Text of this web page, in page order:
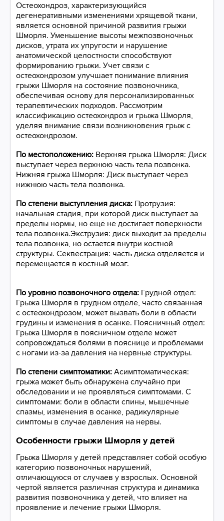
Остеохондроз, характеризующийся
дегенеративными изменениями хрящевой ткани,
является основной причиной развития грыжи
Шморля. Уменьшение высоты межпозвоночных
дисков, утрата их упругости и нарушение
анатомической целостности способствуют
формированию грыжи. Учет связи с
остеохондрозом улучшает понимание влияния
грыжи Шморля на состояние позвоночника,
обеспечивая основу для персонализированных
терапевтических подходов. Рассмотрим
классификацию остеохондроз и грыжа Шморля,
уделяя внимание связи возникновения грыж с
остеохондрозом.
По местоположению: Верхняя грыжа Шморля: Диск
выступает через верхнюю часть тела позвонка.
Нижняя грыжа Шморля: Диск выступает через
нижнюю часть тела позвонка.
По степени выступления диска: Протрузия:
начальная стадия, при которой диск выступает за
пределы нормы, но ещё не достигает поверхности
тела позвонка.Экструзия: диск выходит за пределы
тела позвонка, но остается внутри костной
структуры. Секвестрация: часть диска отделяется и
перемещается в костный мозг.
По уровню позвоночного отдела: Грудной отдел:
Грыжа Шморля в грудном отделе, часто связанная
с остеохондрозом, может вызвать боли в области
грудины и изменения в осанке. Поясничный отдел:
Грыжа Шморля в поясничном отделе может
сопровождаться болями в пояснице и проблемами
с ногами из-за давления на нервные структуры.
По степени симптоматики:​​​​​​​Асимптоматическая:
грыжа может быть обнаружена случайно при
обследовании и не проявляться симптомами. С
симптомами: боли в области спины, мышечные
спазмы, изменения в осанке, радикулярные
симптомы в случае давления на нервы.
Особенности грыжи Шморля у детей
Грыжа Шморля у детей представляет собой особую
категорию позвоночных нарушений,
отличающуюся от случаев у взрослых. Основной
чертой является различная структура и динамика
развития позвоночника у детей, что влияет на
проявление и лечение грыжи Шморля.